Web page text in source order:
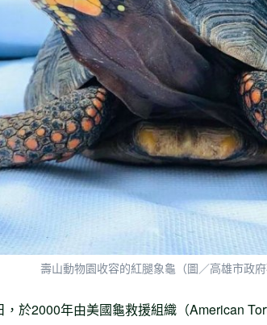
壽山動物園收容的紅腿象龜（圖／高雄市政府
於2000年由美國龜救援組織（American